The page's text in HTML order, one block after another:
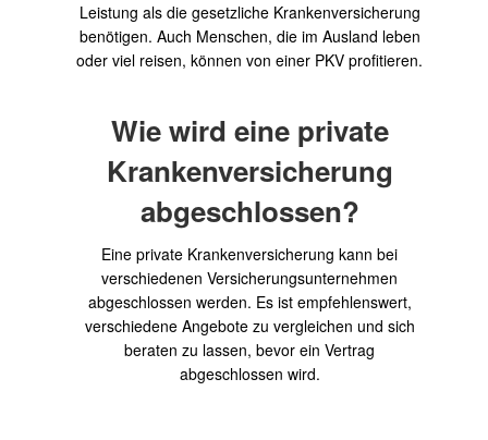
Leistung als die gesetzliche Krankenversicherung
benötigen. Auch Menschen, die im Ausland leben
oder viel reisen, können von einer PKV profitieren.
Wie wird eine private
Krankenversicherung
abgeschlossen?
Eine private Krankenversicherung kann bei
verschiedenen Versicherungsunternehmen
abgeschlossen werden. Es ist empfehlenswert,
verschiedene Angebote zu vergleichen und sich
beraten zu lassen, bevor ein Vertrag
abgeschlossen wird.